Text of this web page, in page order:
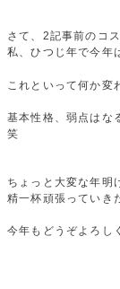
さて、2記事前のコ
私、ひつじ年で今年
これといって何か変
基本性格、弱点はな
笑
ちょっと大変な年明
精一杯頑張っていき
今年もどうぞよろし